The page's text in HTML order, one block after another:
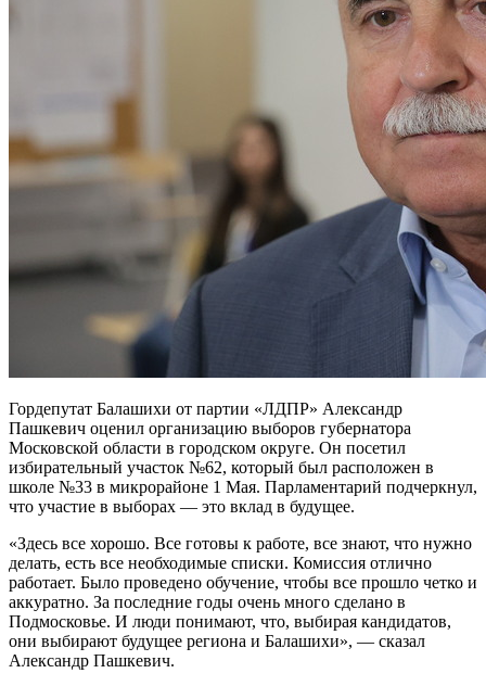
Гордепутат Балашихи от партии «ЛДПР» Александр
Пашкевич оценил организацию выборов губернатора
Московской области в городском округе. Он посетил
избирательный участок №62, который был расположен в
школе №33 в микрорайоне 1 Мая. Парламентарий подчеркнул,
что участие в выборах — это вклад в будущее.
«Здесь все хорошо. Все готовы к работе, все знают, что нужно
делать, есть все необходимые списки. Комиссия отлично
работает. Было проведено обучение, чтобы все прошло четко и
аккуратно. За последние годы очень много сделано в
Подмосковье. И люди понимают, что, выбирая кандидатов,
они выбирают будущее региона и Балашихи», — сказал
Александр Пашкевич.